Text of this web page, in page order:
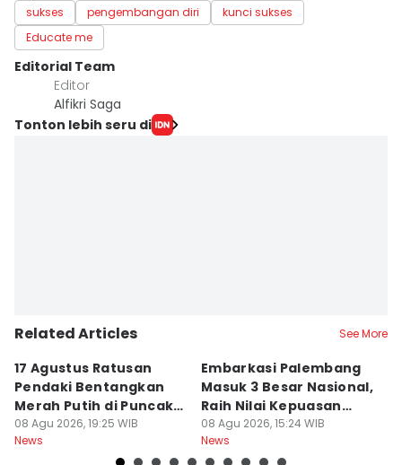
sukses pengembangan diri
kunci sukses
Educate me
Editorial Team
Editor
Alfikri Saga
Tonton lebih seru di
Related Articles See More
17 Agustus Ratusan
Pendaki Bentangkan
Merah Putih di Puncak
Dempo
08 Agu 2026, 19:25 WIB
News
Embarkasi Palembang
Masuk 3 Besar Nasional,
Raih Nilai Kepuasan
86,65
08 Agu 2026, 15:24 WIB
News